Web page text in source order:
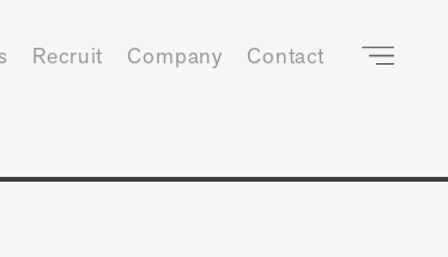
Recruit Company Contact